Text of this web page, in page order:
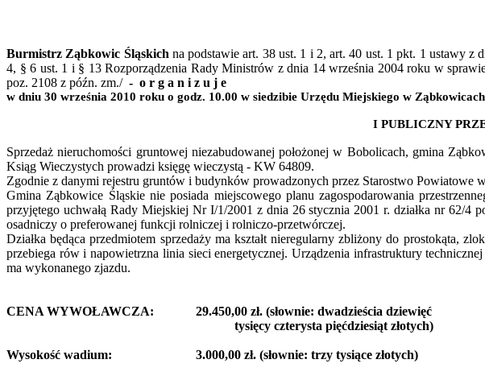
Burmistrz Ząbkowic Śląskich na podstawie art. 38 ust. 1 i 2, art. 40 ust. 1pkt. 1 ustawy z
4, § 6 ust. 1 i § 13 Rozporządzenia Rady Ministrów z dnia 14 września 2004 roku w
poz. 2108 z późn. zm./ - o r g a n i z u j e
w dniu 30 września 2010 roku o godz. 10.00 w siedzibie Urzędu Miejskiego w
I PUBLICZNY
Sprzedaż nieruchomości gruntowej niezabudowanej położonej w Bobolicach, gmina
Ksiąg Wieczystych prowadzi księgę wieczystą - KW 64809.
Zgodnie z danymi rejestru gruntów i budynków prowadzonych przez Starostwo Powiatowe
Gmina Ząbkowice Śląskie nie posiada miejscowego planu zagospodarowania
przyjętego uchwałą Rady Miejskiej Nr I/1/2001 z dnia 26 stycznia 2001 r. działka nr 62/4
osadniczy o preferowanej funkcji rolniczej i rolniczo-przetwórczej.
Działka będąca przedmiotem sprzedaży ma kształt nieregularny zbliżony do prostokąta,
przebiega rów i napowietrzna linia sieci energetycznej. Urządzenia infrastruktury
ma wykonanego zjazdu.
CENA WYWOŁAWCZA: 29.450,00 zł. (słownie: dwadzieścia dziewięć
tysięcy czterysta pięćdziesiąt złotych)
Wysokość wadium: 3.000,00 zł. (słownie: trzy tysiące złotych)